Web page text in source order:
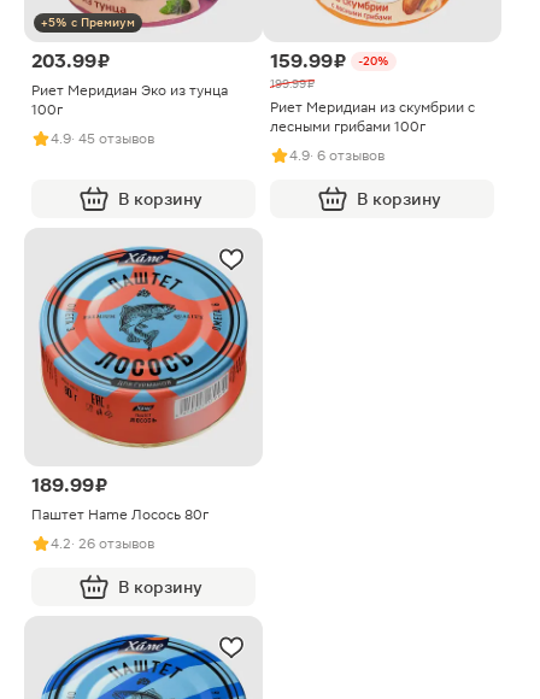
+5% с Премиум
203.99 ₽
Риет Меридиан Эко из тунца
100г
4.9· 45 отзывов
В корзину
159.99 ₽
-20%
199.99 ₽
Риет Меридиан из скумбрии с
лесными грибами 100г
4.9· 6 отзывов
В корзину
189.99 ₽
Паштет Hame Лосось 80г
4.2· 26 отзывов
В корзину